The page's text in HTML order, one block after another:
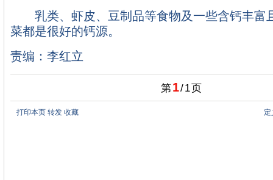
乳类、虾皮、豆制品等食物及一些含钙丰富
菜都是很好的钙源。
责编：李红立
第1/1页
打印本页 转发 收藏